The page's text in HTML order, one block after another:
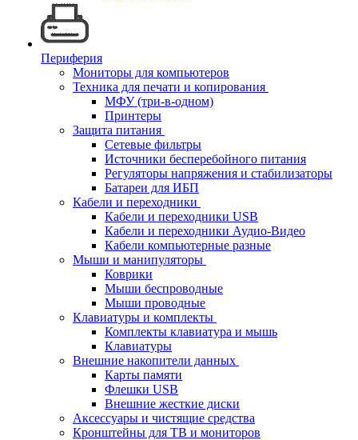
Периферия
Мониторы для компьютеров
Техника для печати и копирования
МФУ (три-в-одном)
Принтеры
Защита питания
Сетевые фильтры
Источники бесперебойного питания
Регуляторы напряжения и стабилизаторы
Батареи для ИБП
Кабели и переходники
Кабели и переходники USB
Кабели и переходники Аудио-Видео
Кабели компьютерные разные
Мыши и манипуляторы
Коврики
Мыши беспроводные
Мыши проводные
Клавиатуры и комплекты
Комплекты клавиатура и мышь
Клавиатуры
Внешние накопители данных
Карты памяти
Флешки USB
Внешние жесткие диски
Аксессуары и чистящие средства
Кронштейны для ТВ и мониторов